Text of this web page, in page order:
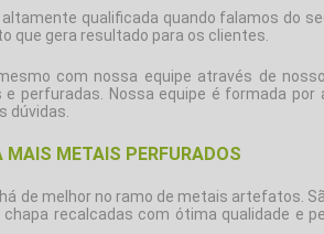
qualificada quando falamos do
que gera resultado para os clientes.
com nossa equipe através de
e perfuradas . Nossa equipe é formada
dúvidas.
MAIS METAIS PERFURADOS
de melhor no ramo de metais artefatos.
recalcadas com ótima qualidade e